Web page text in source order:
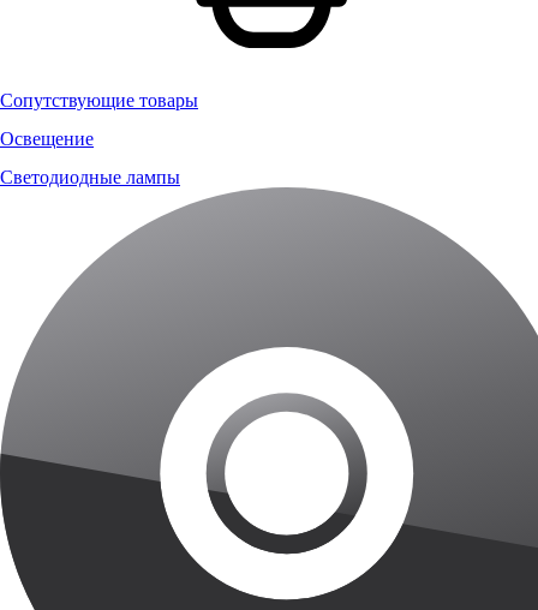
Сопутствующие товары
Освещение
Светодиодные лампы